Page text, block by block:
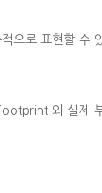
으로 표현할 수
와 실제